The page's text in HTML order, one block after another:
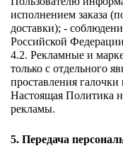
исполнением заказа
доставки); -
Российской
4.2. Рекламные и
только с отдельного
проставления
Настоящая Политика
рекламы.
5. Передача